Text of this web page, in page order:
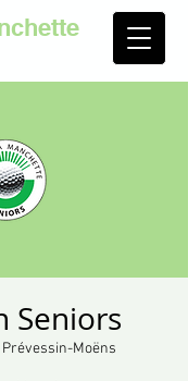
Seniors
Prévessin-Moëns